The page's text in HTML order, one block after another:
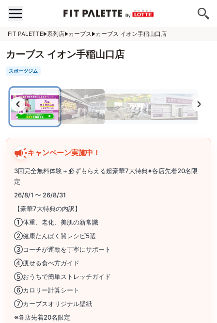
FIT PALETTE 系列店 カーブス カーブス イオン手稲山口店
カーブス イオン手稲山口店
スポーツジム
キャンペーン実施中！
3回完全無料体験＋必ずもらえる超豪華7大特典※各店先着20名限
定
26/8/1 〜 26/8/31
【豪華7大特典の内訳】
①体重、老化、美肌の新常識
②健康たんぱく質レシピ5選
③コーチが運動を丁寧にサポート
④痩せる食べ方ガイド
⑤おうちで簡単ストレッチガイド
⑥カロリー計算シート
⑦カーブスオリジナル壁紙
※各店先着20名限定